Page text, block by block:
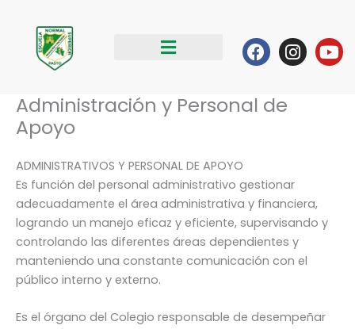
contenido
Facebook
Administración y Personal de
Apoyo
ADMINISTRATIVOS Y PERSONAL DE APOYO
Es función del personal administrativo gestionar
adecuadamente el área administrativa y financiera,
logrando un manejo eficaz y eficiente, supervisando y
controlando las diferentes áreas dependientes y
manteniendo una constante comunicación con el
público interno y externo.
Es el órgano del Colegio responsable de desempeñar